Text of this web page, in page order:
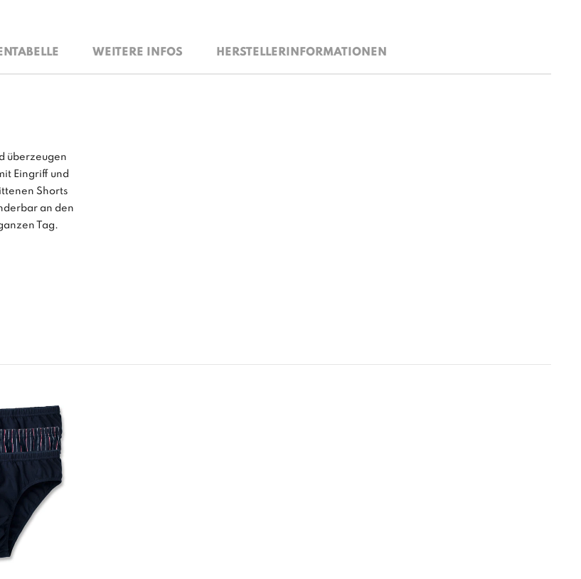
WEITERE INFOS HERSTELLERINFORMATIONEN
überzeugen
Eingriff und
Shorts
an den
Tag.